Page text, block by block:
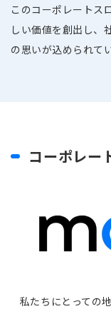
このコーポレートス
しい価値を創出し、
の思いが込められて
コーポレー
私たちにとっての